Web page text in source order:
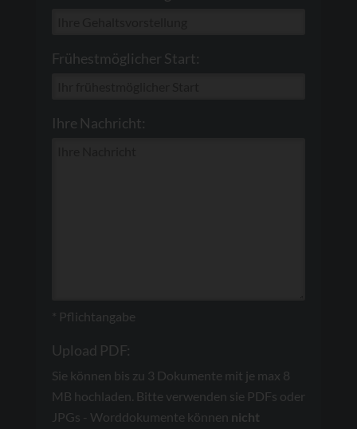
Frühestmöglicher Start:
Ihre Nachricht:
* Pflichtangabe
Upload PDF:
Sie können bis zu 3 Dokumente mit je max 8
MB hochladen. Bitte verwenden sie PDFs oder
JPGs - Worddokumente können nicht